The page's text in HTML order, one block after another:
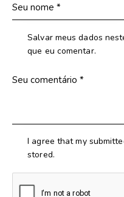
Salvar meus dados
que eu comentar.
I agree that my
stored.